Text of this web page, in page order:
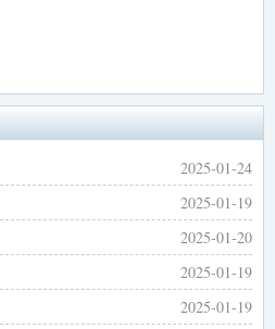
2025-01-24
2025-01-19
2025-01-20
2025-01-19
2025-01-19